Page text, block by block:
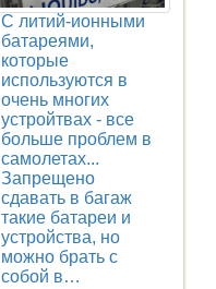
С литий-ионными
батареями,
которые
используются в
очень многих
устройтвах - все
больше проблем в
самолетах...
Запрещено
сдавать в багаж
такие батареи и
устройства, но
можно брать с
собой в…